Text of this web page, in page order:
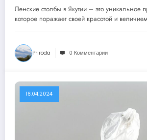
Ленские столбы в Якутии – это уникальное
которое поражает своей красотой и
Priroda 0 Комментарии
16.04.2024